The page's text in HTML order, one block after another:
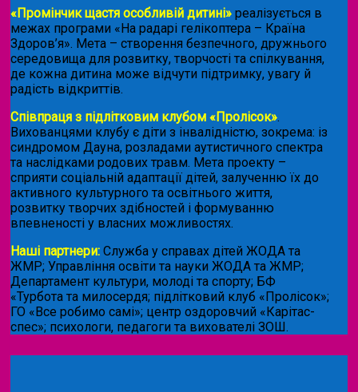
«Промінчик щастя особливій дитині» реалізується в
межах програми «На радарі гелікоптера – Країна
Здоров’я». Мета – створення безпечного, дружнього
середовища для розвитку, творчості та спілкування,
де кожна дитина може відчути підтримку, увагу й
радість відкриттів.
Співпраця з підлітковим клубом «Пролісок».
Вихованцями клубу є діти з інвалідністю, зокрема: із
синдромом Дауна, розладами аутистичного спектра
та наслідками родових травм. Мета проекту –
сприяти соціальній адаптації дітей, залученню їх до
активного культурного та освітнього життя,
розвитку творчих здібностей і формуванню
впевненості у власних можливостях.
Наші партнери: Служба у справах дітей ЖОДА та
ЖМР; Управління освіти та науки ЖОДА та ЖМР;
Департамент культури, молоді та спорту; БФ
«Турбота та милосердя; підлітковий клуб «Пролісок»;
ГО «Все робимо самі»; центр оздоровчий «Карітас-
спес»; психологи, педагоги та вихователі ЗОШ.